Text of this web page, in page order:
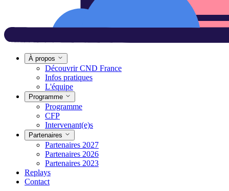
À propos
Découvrir CND France
Infos pratiques
L'équipe
Programme
Programme
CFP
Intervenant(e)s
Partenaires
Partenaires 2027
Partenaires 2026
Partenaires 2023
Replays
Contact